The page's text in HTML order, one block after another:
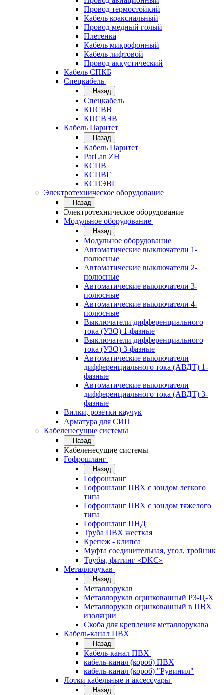
Провод термостойкий
Кабель коаксиальный
Провод медный голый
Плетенка
Кабель микрофонный
Кабель лифтовой
Провод аккустический
Кабель СПКБ
Спецкабель
Назад
Спецкабель
КПСВВ
КПСВЭВ
Кабель Паритет
Назад
Кабель Паритет
ParLan ZH
КСПВ
КСПВГ
КСПЭВГ
Электротехническое оборудование
Назад
Электротехническое оборудование
Модульное оборудование
Назад
Модульное оборудование
Автоматические выключатели 1-
полюсные
Автоматические выключатели 2-
полюсные
Автоматические выключатели 3-
полюсные
Автоматические выключатели 4-
полюсные
Выключатели дифференциального
тока (УЗО) 1-фазные
Выключатели дифференциального
тока (УЗО) 3-фазные
Автоматические выключатели
дифференциального тока (АВДТ) 1-
фазные
Автоматические выключатели
дифференциального тока (АВДТ) 3-
фазные
Вилки, розетки каучук
Арматура для СИП
Кабеленесущие системы
Назад
Кабеленесущие системы
Гофрошланг
Назад
Гофрошланг
Гофрошланг ПВХ с зондом легкого
типа
Гофрошланг ПВХ с зондом тяжелого
типа
Гофрошланг ПНД
Труба ПВХ жесткая
Крепеж - клипса
Муфта соединительная, угол, тройник
Трубы, фитинг «DKC»
Металлорукав
Назад
Металлорукав
Металлорукав оцинкованный РЗ-Ц-Х
Металлорукав оцинкованный в ПВХ
изоляции
Скоба для крепления металлорукава
Кабель-канал ПВХ
Назад
Кабель-канал ПВХ
кабель-канал (короб) ПВХ
кабель-канал (короб) "Рувинил"
Лотки кабельные и аксессуары
Назад